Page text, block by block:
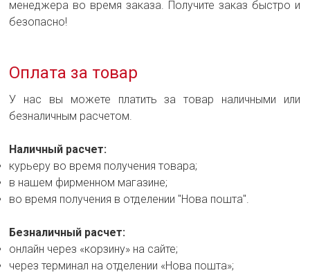
менеджера во время заказа. Получите заказ быстро и
безопасно!
Оплата за товар
У нас вы можете платить за товар наличными или
безналичным расчетом.
Наличный расчет:
курьеру во время получения товара;
в нашем фирменном магазине;
во время получения в отделении "Нова пошта".
Безналичный расчет:
онлайн через «корзину» на сайте;
через терминал на отделении «Нова пошта»;